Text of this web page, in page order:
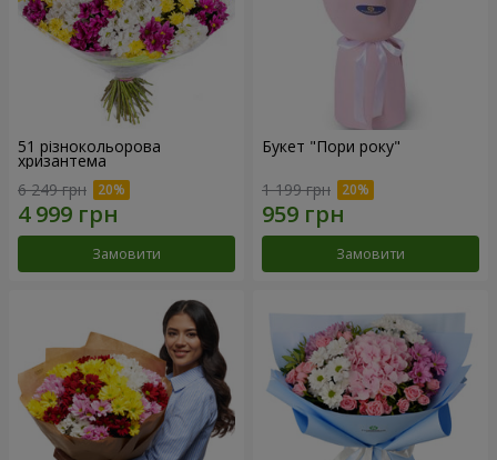
51 різнокольорова
хризантема
6 249 грн
Замовити
Букет "Пори року"
1 199 грн
Замовити